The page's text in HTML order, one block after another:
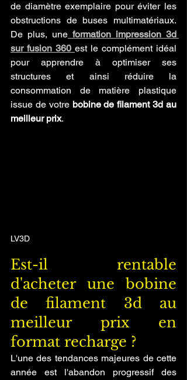
de diamètre exemplaire pour éviter les
obstructions de buses multimatériaux.
De plus, une formation impression 3d
sur fusion 360 est le complément idéal
pour apprendre à optimiser ses
structures et ainsi réduire la
consommation de matière plastique
issue de votre bobine de filament 3d au
meilleur prix.
LV3D
Est-il rentable
d'acheter une bobine
de filament 3d au
meilleur prix en
format recharge ?
L'une des tendances majeures de cette
année est l'abandon progressif des